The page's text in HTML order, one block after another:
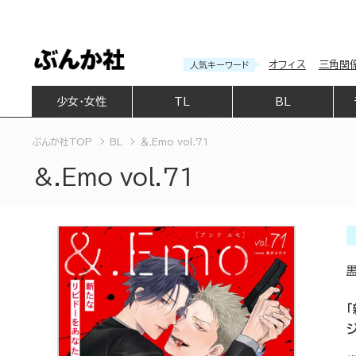
人気キーワード オフィス 三角関
少女・女性 BL
ぶんか社TOP BL ＆.Emo vol.71
＆.Emo vol.71